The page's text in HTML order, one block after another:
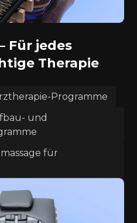
Für jedes
Therapie
Programme
und
für